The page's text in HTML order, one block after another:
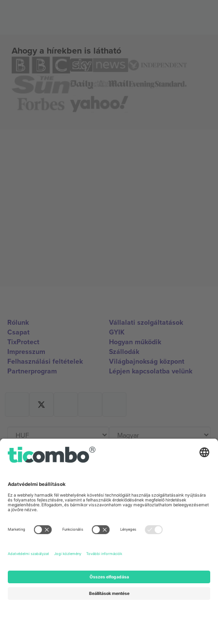
Ahogy a hírekben is látható
Rólunk
Csapat
TixProtect
Impresszum
Felhasználási feltételek
Partnerprogram
Vállalati szolgáltatások
GYIK
Hogyan működik
Szállodák
Világbajnokság központ
Lépjen kapcsolatba velünk
Germany
Unter den Linden 24, 10117
Berlin, Germany
United Kingdom
167 City Road, London, Greater
Newark, Delaware 19713, United
States
Engelberg, Switzerland